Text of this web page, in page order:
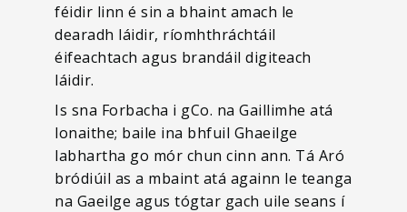
féidir linn é sin a bhaint amach le
dearadh láidir, ríomhthráchtáil
éifeachtach agus brandáil digiteach
láidir.
Is sna Forbacha i gCo. na Gaillimhe atá
lonaithe; baile ina bhfuil Ghaeilge
labhartha go mór chun cinn ann. Tá Aró
bródiúil as a mbaint atá againn le teanga
na Gaeilge agus tógtar gach uile seans í